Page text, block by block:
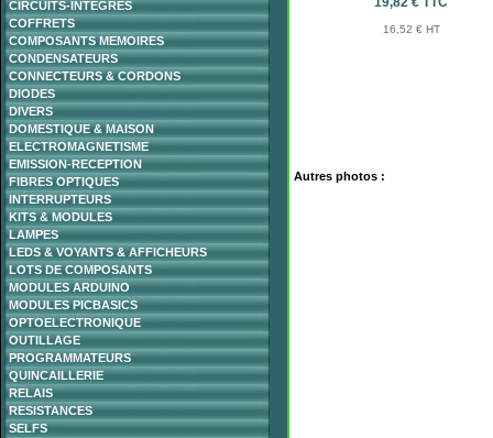
CIRCUITS-INTEGRES
COFFRETS
COMPOSANTS MEMOIRES
CONDENSATEURS
CONNECTEURS & CORDONS
DIODES
DIVERS
DOMESTIQUE & MAISON
ELECTROMAGNETISME
EMISSION-RECEPTION
FIBRES OPTIQUES
INTERRUPTEURS
KITS & MODULES
LAMPES
LEDS & VOYANTS & AFFICHEURS
LOTS DE COMPOSANTS
MODULES ARDUINO
MODULES PICBASICS
OPTOELECTRONIQUE
OUTILLAGE
PROGRAMMATEURS
QUINCAILLERIE
RELAIS
RESISTANCES
SELFS
16,52 € HT
Autres photos :